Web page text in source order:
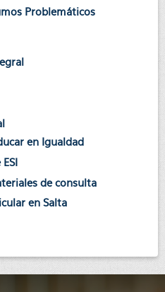
Problemáticos
en Igualdad
de consulta
en Salta